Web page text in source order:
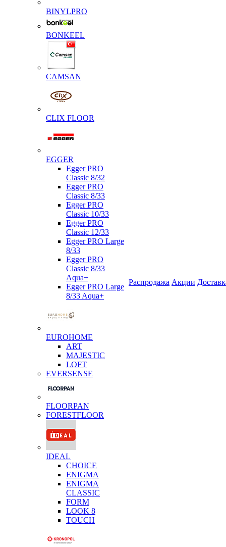
BINYLPRO
BONKEEL
CAMSAN
CLIX FLOOR
EGGER
Egger PRO
Classic 8/32
Egger PRO
Classic 8/33
Egger PRO
Classic 10/33
Egger PRO
Classic 12/33
Egger PRO Large
8/33
Egger PRO
Classic 8/33
Aqua+
Egger PRO Large
8/33 Aqua+
EUROHOME
ART
MAJESTIC
LOFT
EVERSENSE
FLOORPAN
FORESTFLOOR
IDEAL
CHOICE
ENIGMA
ENIGMA
CLASSIC
FORM
LOOK 8
TOUCH
Распродажа Акции